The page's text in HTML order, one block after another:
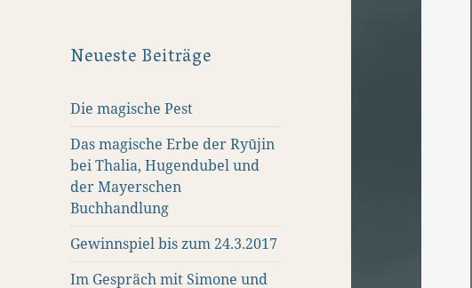
Neueste Beiträge
Die magische Pest
Das magische Erbe der Ryūjin
bei Thalia, Hugendubel und
der Mayerschen
Buchhandlung
Gewinnspiel bis zum 24.3.2017
Im Gespräch mit Simone und